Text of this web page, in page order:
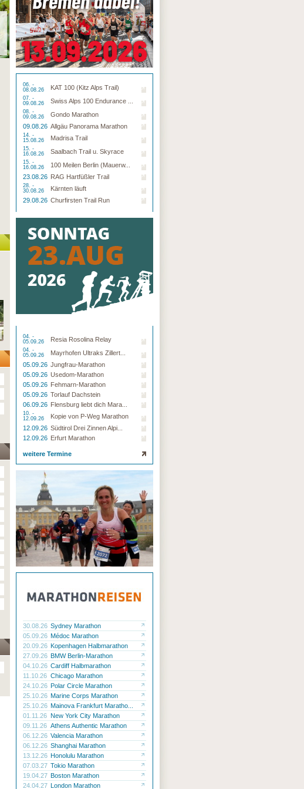
06. -
08.08.26
KAT 100 (Kitz Alps Trail)
07. -
09.08.26
Swiss Alps 100 Endurance ...
08. -
09.08.26
Gondo Marathon
09.08.26 Allgäu Panorama Marathon
14. -
15.08.26
Madrisa Trail
15. -
16.08.26
Saalbach Trail u. Skyrace
15. -
16.08.26
100 Meilen Berlin (Mauerw...
23.08.26 RAG Hartfüßler Trail
28. -
30.08.26
Kärnten läuft
29.08.26 Churfirsten Trail Run
04. -
05.09.26
Resia Rosolina Relay
04. -
05.09.26
Mayrhofen Ultraks Zillert...
05.09.26 Jungfrau-Marathon
05.09.26 Usedom-Marathon
05.09.26 Fehmarn-Marathon
05.09.26 Torlauf Dachstein
06.09.26 Flensburg liebt dich Mara...
10. -
12.09.26
Kopie von P-Weg Marathon
12.09.26 Südtirol Drei Zinnen Alpi...
12.09.26 Erfurt Marathon
weitere Termine
30.08.26 Sydney Marathon
05.09.26 Médoc Marathon
20.09.26 Kopenhagen Halbmarathon
27.09.26 BMW Berlin-Marathon
04.10.26 Cardiff Halbmarathon
11.10.26 Chicago Marathon
24.10.26 Polar Circle Marathon
25.10.26 Marine Corps Marathon
25.10.26 Mainova Frankfurt Maratho...
01.11.26 New York City Marathon
09.11.26 Athens Authentic Marathon
06.12.26 Valencia Marathon
06.12.26 Shanghai Marathon
13.12.26 Honolulu Marathon
07.03.27 Tokio Marathon
19.04.27 Boston Marathon
24.04.27 London Marathon